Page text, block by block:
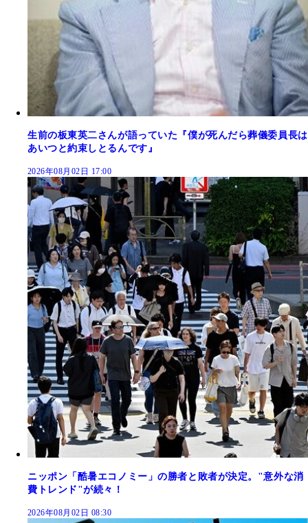
生前の板東英二さんが語っていた『僕が死んだら葬儀委員長は
あいつと約束しとるんです』
2026年08月02日 17:00
ニッポン「酷暑エコノミー」の勝者と敗者が決定。"意外な消
費トレンド"が続々！
2026年08月02日 08:30